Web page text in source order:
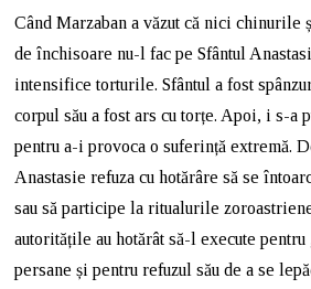
Când Marzaban a văzut că nici
de închisoare nu-l fac pe Sfântul
intensifice torturile. Sfântul a fost
corpul său a fost ars cu torțe. Apoi, i s-a
pentru a-i provoca o suferință extremă.
Anastasie refuza cu hotărâre să se
sau să participe la ritualurile
autoritățile au hotărât să-l execute
persane și pentru refuzul său de a se